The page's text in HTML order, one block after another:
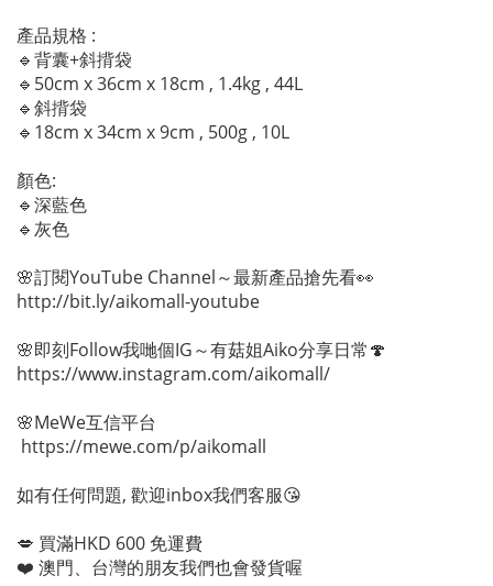
產品規格 :
🔹背囊+斜揹袋
🔹50cm x 36cm x 18cm , 1.4kg , 44L
🔹斜揹袋
🔹18cm x 34cm x 9cm , 500g , 10L
顏色:
🔹深藍色
🔹灰色
🌸訂閱YouTube Channel～最新產品搶先看👀
http://bit.ly/aikomall-youtube
🌸即刻Follow我哋個IG～有菇姐Aiko分享日常🍄
https://www.instagram.com/aikomall/
🌸MeWe互信平台
https://mewe.com/p/aikomall
如有任何問題, 歡迎inbox我們客服😘
💋 買滿HKD 600 免運費
❤️ 澳門、台灣的朋友我們也會發貨喔